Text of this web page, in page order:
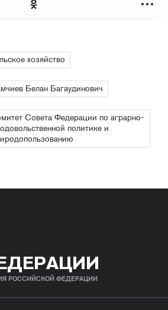
хозяйство
Белан Багаудинович
Совета Федерации по аграрно-
политике и
РОССИЙСКОЙ ФЕДЕРАЦИИ